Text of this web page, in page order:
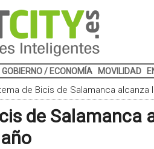
GOBIERNO / ECONOMÍA MOVILIDAD
de Bicis de Salamanca
de Salamanca